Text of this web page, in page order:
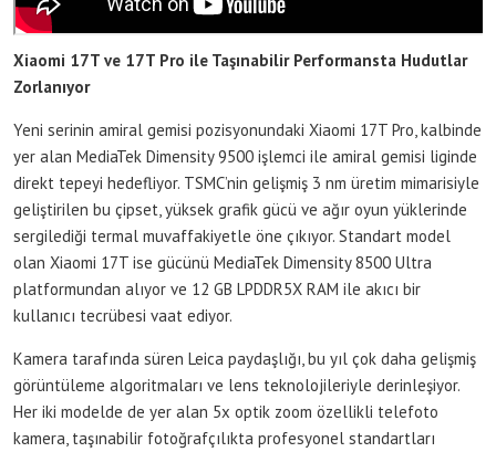
Xiaomi 17T ve 17T Pro ile Taşınabilir Performansta Hudutlar
Zorlanıyor
Yeni serinin amiral gemisi pozisyonundaki Xiaomi 17T Pro, kalbinde
yer alan MediaTek Dimensity 9500 işlemci ile amiral gemisi liginde
direkt tepeyi hedefliyor. TSMC’nin gelişmiş 3 nm üretim mimarisiyle
geliştirilen bu çipset, yüksek grafik gücü ve ağır oyun yüklerinde
sergilediği termal muvaffakiyetle öne çıkıyor. Standart model
olan Xiaomi 17T ise gücünü MediaTek Dimensity 8500 Ultra
platformundan alıyor ve 12 GB LPDDR5X RAM ile akıcı bir
kullanıcı tecrübesi vaat ediyor.
Kamera tarafında süren Leica paydaşlığı, bu yıl çok daha gelişmiş
görüntüleme algoritmaları ve lens teknolojileriyle derinleşiyor.
Her iki modelde de yer alan 5x optik zoom özellikli telefoto
kamera, taşınabilir fotoğrafçılıkta profesyonel standartları